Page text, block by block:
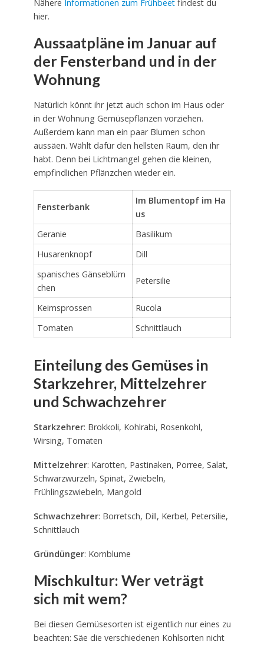
Nähere Informationen zum Frühbeetfindest du
hier.
Aussaatpläne im Januar auf
der Fensterband und in der
Wohnung
Natürlich könnt ihr jetzt auch schon im Haus oder
in der Wohnung Gemüsepflanzen vorziehen.
Außerdem kann man ein paar Blumen schon
aussäen. Wählt dafür den hellsten Raum, den ihr
habt. Denn bei Lichtmangel gehen die kleinen,
empfindlichen Pflänzchen wieder ein.
Fensterbank
Im Blumentopf im Ha
us
Geranie
Basilikum
Husarenknopf
Dill
spanisches Gänseblüm
chen
Petersilie
Keimsprossen
Rucola
Tomaten
Schnittlauch
Einteilung des Gemüses in
Starkzehrer, Mittelzehrer
und Schwachzehrer
Starkzehrer: Brokkoli, Kohlrabi, Rosenkohl,
Wirsing, Tomaten
Mittelzehrer: Karotten, Pastinaken, Porree, Salat,
Schwarzwurzeln, Spinat, Zwiebeln,
Frühlingszwiebeln, Mangold
Schwachzehrer: Borretsch, Dill, Kerbel, Petersilie,
Schnittlauch
Gründünger: Kornblume
Mischkultur: Wer veträgt
sich mit wem?
Bei diesen Gemüsesorten ist eigentlich nur eines zu
beachten: Säe die verschiedenen Kohlsorten nicht